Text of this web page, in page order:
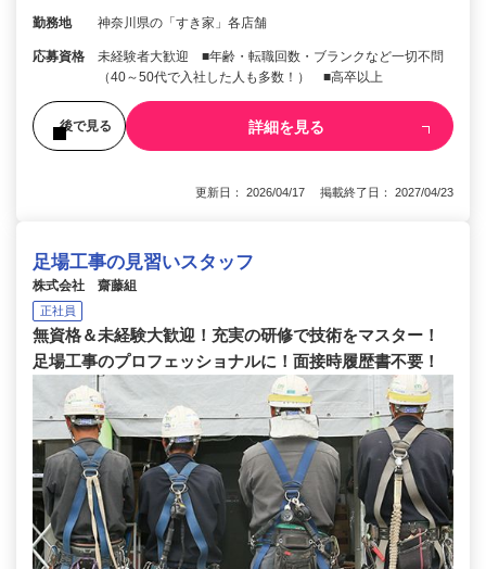
勤務地 神奈川県の「すき家」各店舗
応募資格
未経験者大歓迎 ■年齢・転職回数・ブランクなど一切不問
（40～50代で入社した人も多数！） ■高卒以上
後で見る 詳細を見る
更新日： 2026/04/17 掲載終了日： 2027/04/23
足場工事の見習いスタッフ
株式会社 齋藤組
正社員
無資格＆未経験大歓迎！充実の研修で技術をマスター！
足場工事のプロフェッショナルに！面接時履歴書不要！